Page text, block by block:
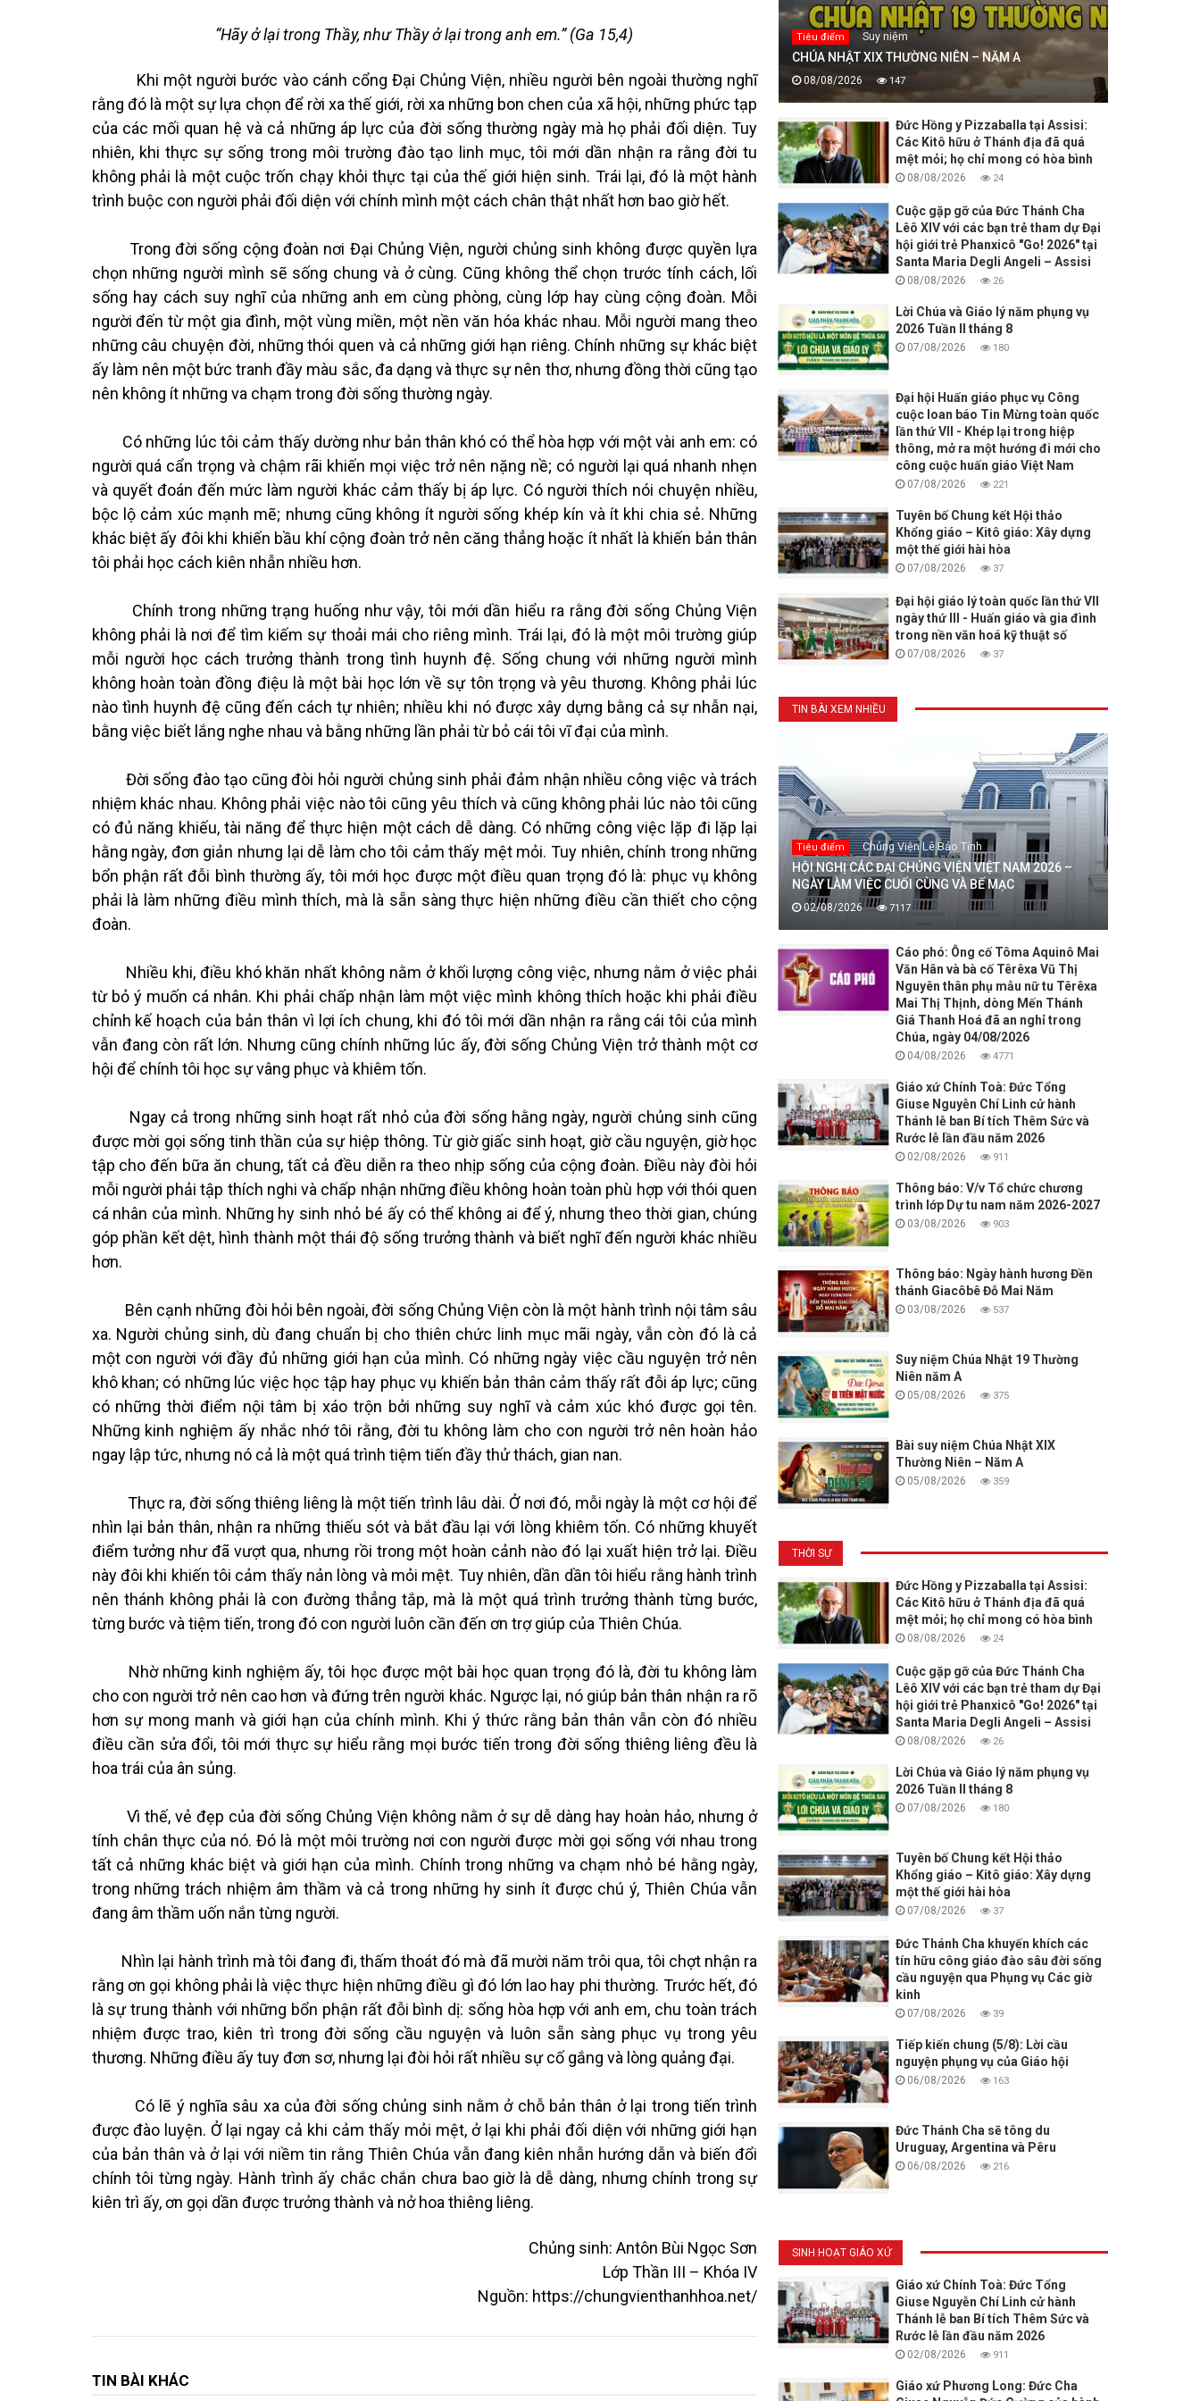
“Hãy ở lại trong Thầy, như Thầy ở lại trong anh em.” (Ga 15,4)
Khi một người bước vào cánh cổng Đại Chủng Viện, nhiều người bên ngoài thường nghĩ
rằng đó là một sự lựa chọn để rời xa thế giới, rời xa những bon chen của xã hội, những phức tạp
của các mối quan hệ và cả những áp lực của đời sống thường ngày mà họ phải đối diện. Tuy
nhiên, khi thực sự sống trong môi trường đào tạo linh mục, tôi mới dần nhận ra rằng đời tu
không phải là một cuộc trốn chạy khỏi thực tại của thế giới hiện sinh. Trái lại, đó là một hành
trình buộc con người phải đối diện với chính mình một cách chân thật nhất hơn bao giờ hết.
Trong đời sống cộng đoàn nơi Đại Chủng Viện, người chủng sinh không được quyền lựa
chọn những người mình sẽ sống chung và ở cùng. Cũng không thể chọn trước tính cách, lối
sống hay cách suy nghĩ của những anh em cùng phòng, cùng lớp hay cùng cộng đoàn. Mỗi
người đến từ một gia đình, một vùng miền, một nền văn hóa khác nhau. Mỗi người mang theo
những câu chuyện đời, những thói quen và cả những giới hạn riêng. Chính những sự khác biệt
ấy làm nên một bức tranh đầy màu sắc, đa dạng và thực sự nên thơ, nhưng đồng thời cũng tạo
nên không ít những va chạm trong đời sống thường ngày.
Có những lúc tôi cảm thấy dường như bản thân khó có thể hòa hợp với một vài anh em: có
người quá cẩn trọng và chậm rãi khiến mọi việc trở nên nặng nề; có người lại quá nhanh nhẹn
và quyết đoán đến mức làm người khác cảm thấy bị áp lực. Có người thích nói chuyện nhiều,
bộc lộ cảm xúc mạnh mẽ; nhưng cũng không ít người sống khép kín và ít khi chia sẻ. Những
khác biệt ấy đôi khi khiến bầu khí cộng đoàn trở nên căng thẳng hoặc ít nhất là khiến bản thân
tôi phải học cách kiên nhẫn nhiều hơn.
Chính trong những trạng huống như vậy, tôi mới dần hiểu ra rằng đời sống Chủng Viện
không phải là nơi để tìm kiếm sự thoải mái cho riêng mình. Trái lại, đó là một môi trường giúp
mỗi người học cách trưởng thành trong tình huynh đệ. Sống chung với những người mình
không hoàn toàn đồng điệu là một bài học lớn về sự tôn trọng và yêu thương. Không phải lúc
nào tình huynh đệ cũng đến cách tự nhiên; nhiều khi nó được xây dựng bằng cả sự nhẫn nại,
bằng việc biết lắng nghe nhau và bằng những lần phải từ bỏ cái tôi vĩ đại của mình.
Đời sống đào tạo cũng đòi hỏi người chủng sinh phải đảm nhận nhiều công việc và trách
nhiệm khác nhau. Không phải việc nào tôi cũng yêu thích và cũng không phải lúc nào tôi cũng
có đủ năng khiếu, tài năng để thực hiện một cách dễ dàng. Có những công việc lặp đi lặp lại
hằng ngày, đơn giản nhưng lại dễ làm cho tôi cảm thấy mệt mỏi. Tuy nhiên, chính trong những
bổn phận rất đỗi bình thường ấy, tôi mới học được một điều quan trọng đó là: phục vụ không
phải là làm những điều mình thích, mà là sẵn sàng thực hiện những điều cần thiết cho cộng
đoàn.
Nhiều khi, điều khó khăn nhất không nằm ở khối lượng công việc, nhưng nằm ở việc phải
từ bỏ ý muốn cá nhân. Khi phải chấp nhận làm một việc mình không thích hoặc khi phải điều
chỉnh kế hoạch của bản thân vì lợi ích chung, khi đó tôi mới dần nhận ra rằng cái tôi của mình
vẫn đang còn rất lớn. Nhưng cũng chính những lúc ấy, đời sống Chủng Viện trở thành một cơ
hội để chính tôi học sự vâng phục và khiêm tốn.
Ngay cả trong những sinh hoạt rất nhỏ của đời sống hằng ngày, người chủng sinh cũng
được mời gọi sống tinh thần của sự hiệp thông. Từ giờ giấc sinh hoạt, giờ cầu nguyện, giờ học
tập cho đến bữa ăn chung, tất cả đều diễn ra theo nhịp sống của cộng đoàn. Điều này đòi hỏi
mỗi người phải tập thích nghi và chấp nhận những điều không hoàn toàn phù hợp với thói quen
cá nhân của mình. Những hy sinh nhỏ bé ấy có thể không ai để ý, nhưng theo thời gian, chúng
góp phần kết dệt, hình thành một thái độ sống trưởng thành và biết nghĩ đến người khác nhiều
hơn.
Bên cạnh những đòi hỏi bên ngoài, đời sống Chủng Viện còn là một hành trình nội tâm sâu
xa. Người chủng sinh, dù đang chuẩn bị cho thiên chức linh mục mãi ngày, vẫn còn đó là cả
một con người với đầy đủ những giới hạn của mình. Có những ngày việc cầu nguyện trở nên
khô khan; có những lúc việc học tập hay phục vụ khiến bản thân cảm thấy rất đỗi áp lực; cũng
có những thời điểm nội tâm bị xáo trộn bởi những suy nghĩ và cảm xúc khó được gọi tên.
Những kinh nghiệm ấy nhắc nhớ tôi rằng, đời tu không làm cho con người trở nên hoàn hảo
ngay lập tức, nhưng nó cả là một quá trình tiệm tiến đầy thử thách, gian nan.
Thực ra, đời sống thiêng liêng là một tiến trình lâu dài. Ở nơi đó, mỗi ngày là một cơ hội để
nhìn lại bản thân, nhận ra những thiếu sót và bắt đầu lại với lòng khiêm tốn. Có những khuyết
điểm tưởng như đã vượt qua, nhưng rồi trong một hoàn cảnh nào đó lại xuất hiện trở lại. Điều
này đôi khi khiến tôi cảm thấy nản lòng và mỏi mệt. Tuy nhiên, dần dần tôi hiểu rằng hành trình
nên thánh không phải là con đường thẳng tắp, mà là một quá trình trưởng thành từng bước,
từng bước và tiệm tiến, trong đó con người luôn cần đến ơn trợ giúp của Thiên Chúa.
Nhờ những kinh nghiệm ấy, tôi học được một bài học quan trọng đó là, đời tu không làm
cho con người trở nên cao hơn và đứng trên người khác. Ngược lại, nó giúp bản thân nhận ra rõ
hơn sự mong manh và giới hạn của chính mình. Khi ý thức rằng bản thân vẫn còn đó nhiều
điều cần sửa đổi, tôi mới thực sự hiểu rằng mọi bước tiến trong đời sống thiêng liêng đều là
hoa trái của ân sủng.
Vì thế, vẻ đẹp của đời sống Chủng Viện không nằm ở sự dễ dàng hay hoàn hảo, nhưng ở
tính chân thực của nó. Đó là một môi trường nơi con người được mời gọi sống với nhau trong
tất cả những khác biệt và giới hạn của mình. Chính trong những va chạm nhỏ bé hằng ngày,
trong những trách nhiệm âm thầm và cả trong những hy sinh ít được chú ý, Thiên Chúa vẫn
đang âm thầm uốn nắn từng người.
Nhìn lại hành trình mà tôi đang đi, thấm thoát đó mà đã mười năm trôi qua, tôi chợt nhận ra
rằng ơn gọi không phải là việc thực hiện những điều gì đó lớn lao hay phi thường. Trước hết, đó
là sự trung thành với những bổn phận rất đỗi bình dị: sống hòa hợp với anh em, chu toàn trách
nhiệm được trao, kiên trì trong đời sống cầu nguyện và luôn sẵn sàng phục vụ trong yêu
thương. Những điều ấy tuy đơn sơ, nhưng lại đòi hỏi rất nhiều sự cố gắng và lòng quảng đại.
Có lẽ ý nghĩa sâu xa của đời sống chủng sinh nằm ở chỗ bản thân ở lại trong tiến trình
được đào luyện. Ở lại ngay cả khi cảm thấy mỏi mệt, ở lại khi phải đối diện với những giới hạn
của bản thân và ở lại với niềm tin rằng Thiên Chúa vẫn đang kiên nhẫn hướng dẫn và biến đổi
chính tôi từng ngày. Hành trình ấy chắc chắn chưa bao giờ là dễ dàng, nhưng chính trong sự
kiên trì ấy, ơn gọi dần được trưởng thành và nở hoa thiêng liêng.
Chủng sinh: Antôn Bùi Ngọc Sơn
Lớp Thần III – Khóa IV
Nguồn: https://chungvienthanhhoa.net/
TIN BÀI KHÁC
Tiêu điểm Suy niệm
CHÚA NHẬT XIX THƯỜNG NIÊN – NĂM A
08/08/2026 147
Đức Hồng y Pizzaballa tại Assisi:
Các Kitô hữu ở Thánh địa đã quá
mệt mỏi; họ chỉ mong có hòa bình
08/08/2026 24
Cuộc gặp gỡ của Đức Thánh Cha
Lêô XIV với các bạn trẻ tham dự Đại
hội giới trẻ Phanxicô "Go! 2026" tại
Santa Maria Degli Angeli – Assisi
08/08/2026 26
Lời Chúa và Giáo lý năm phụng vụ
2026 Tuần II tháng 8
07/08/2026 180
Đại hội Huấn giáo phục vụ Công
cuộc loan báo Tin Mừng toàn quốc
lần thứ VII - Khép lại trong hiệp
thông, mở ra một hướng đi mới cho
công cuộc huấn giáo Việt Nam
07/08/2026 221
Tuyên bố Chung kết Hội thảo
Khổng giáo – Kitô giáo: Xây dựng
một thế giới hài hòa
07/08/2026 37
Đại hội giáo lý toàn quốc lần thứ VII
ngày thứ III - Huấn giáo và gia đình
trong nền văn hoá kỹ thuật số
07/08/2026 37
TIN BÀI XEM NHIỀU
Tiêu điểm Chủng Viện Lê Bảo Tịnh
HỘI NGHỊ CÁC ĐẠI CHỦNG VIỆN VIỆT NAM 2026 –
NGÀY LÀM VIỆC CUỐI CÙNG VÀ BẾ MẠC
02/08/2026 7117
Cáo phó: Ông cố Tôma Aquinô Mai
Văn Hân và bà cố Têrêxa Vũ Thị
Nguyên thân phụ mẫu nữ tu Têrêxa
Mai Thị Thịnh, dòng Mến Thánh
Giá Thanh Hoá đã an nghỉ trong
Chúa, ngày 04/08/2026
04/08/2026 4771
Giáo xứ Chính Toà: Đức Tổng
Giuse Nguyễn Chí Linh cử hành
Thánh lễ ban Bí tích Thêm Sức và
Rước lễ lần đầu năm 2026
02/08/2026 911
Thông báo: V/v Tổ chức chương
trình lớp Dự tu nam năm 2026-2027
03/08/2026 903
Thông báo: Ngày hành hương Đền
thánh Giacôbê Đỗ Mai Năm
03/08/2026 537
Suy niệm Chúa Nhật 19 Thường
Niên năm A
05/08/2026 375
Bài suy niệm Chúa Nhật XIX
Thường Niên – Năm A
05/08/2026 359
THỜI SỰ
Đức Hồng y Pizzaballa tại Assisi:
Các Kitô hữu ở Thánh địa đã quá
mệt mỏi; họ chỉ mong có hòa bình
08/08/2026 24
Cuộc gặp gỡ của Đức Thánh Cha
Lêô XIV với các bạn trẻ tham dự Đại
hội giới trẻ Phanxicô "Go! 2026" tại
Santa Maria Degli Angeli – Assisi
08/08/2026 26
Lời Chúa và Giáo lý năm phụng vụ
2026 Tuần II tháng 8
07/08/2026 180
Tuyên bố Chung kết Hội thảo
Khổng giáo – Kitô giáo: Xây dựng
một thế giới hài hòa
07/08/2026 37
Đức Thánh Cha khuyến khích các
tín hữu công giáo đào sâu đời sống
cầu nguyện qua Phụng vụ Các giờ
kinh
07/08/2026 39
Tiếp kiến chung (5/8): Lời cầu
nguyện phụng vụ của Giáo hội
06/08/2026 163
Đức Thánh Cha sẽ tông du
Uruguay, Argentina và Pêru
06/08/2026 216
SINH HOẠT GIÁO XỨ
Giáo xứ Chính Toà: Đức Tổng
Giuse Nguyễn Chí Linh cử hành
Thánh lễ ban Bí tích Thêm Sức và
Rước lễ lần đầu năm 2026
02/08/2026 911
Giáo xứ Phương Long: Đức Cha